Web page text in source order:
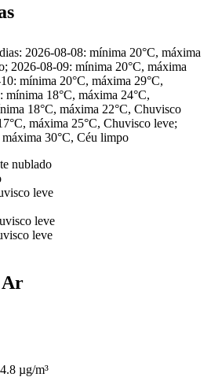
2026-08-08: mínima 20°C, máxima
2026-08-09: mínima 20°C, máxima
mínima 20°C, máxima 29°C,
18°C, máxima 24°C,
18°C, máxima 22°C, Chuvisco
máxima 25°C, Chuvisco leve;
30°C, Céu limpo
nublado
leve
leve
leve
Ar
µg/m³